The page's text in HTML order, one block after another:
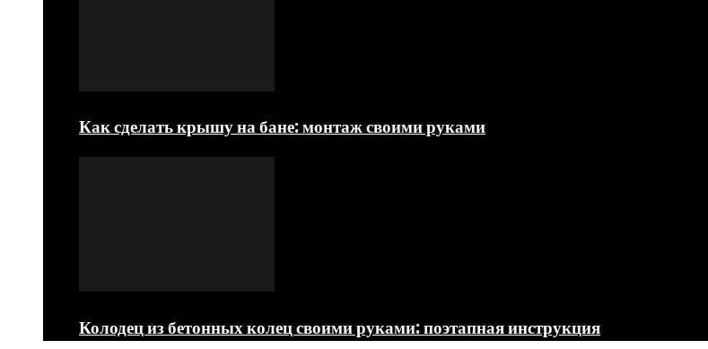
Как сделать крышу на бане: монтаж своими руками
Колодец из бетонных колец своими руками: поэтапная инструкция